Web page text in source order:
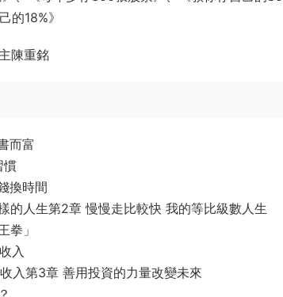
的18%》
陳重銘
而富
慣
換時間
的人生第2章 慢慢走比較快 我的等比級數人生
拳」
入
入第3章 善用投資的力量改變未來